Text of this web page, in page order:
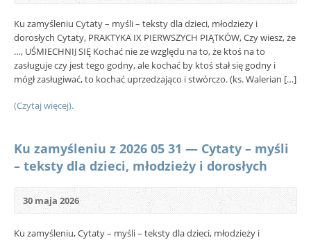
Ku zamyśleniu Cytaty – myśli – teksty dla dzieci, młodzieży i
dorosłych Cytaty, PRAKTYKA IX PIERWSZYCH PIĄTKÓW, Czy wiesz, że
…, UŚMIECHNIJ SIĘ Kochać nie ze względu na to, że ktoś na to
zasługuje czy jest tego godny, ale kochać by ktoś stał się godny i
mógł zasługiwać, to kochać uprzedzająco i stwórczo. (ks. Walerian […]
(Czytaj więcej).
Ku zamyśleniu z 2026 05 31 — Cytaty – myśli
– teksty dla dzieci, młodzieży i dorosłych
30 maja 2026
Ku zamyśleniu, Cytaty – myśli – teksty dla dzieci, młodzieży i